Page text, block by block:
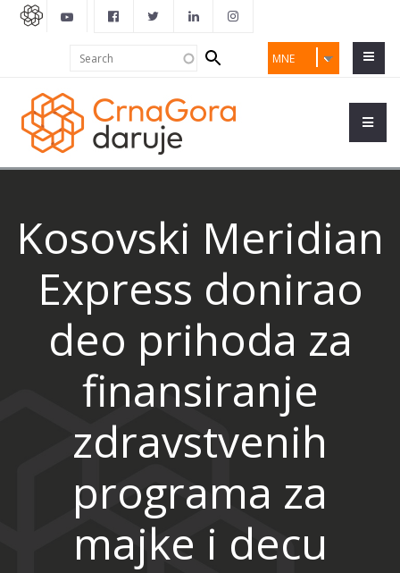
MNE
Search
form
Kosovski Meridian
Express donirao
deo prihoda za
finansiranje
zdravstvenih
programa za
majke i decu